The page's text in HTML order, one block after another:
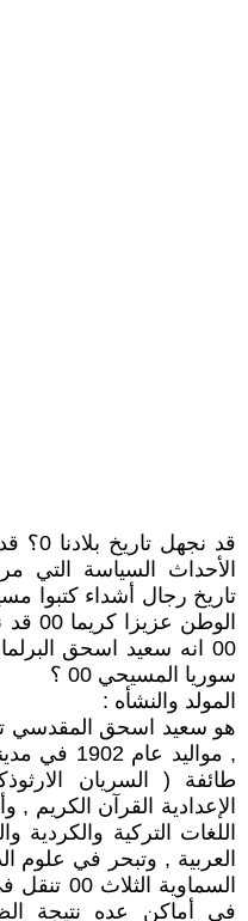
قد
تاريخ رجال أشداء كتبوا
00 انه سعيد اسحق
سوريا المسيحي 00 ؟
المولد والنشأه :
هو سعيد اسحق المقدسي
, مواليد
طائفة ( السريان
الإعدادية القرآن الكريم ,
اللغات التركية والكردية
العربية , وتبحر في علوم
في أماكن عده نتيجة